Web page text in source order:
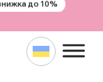
до 10%